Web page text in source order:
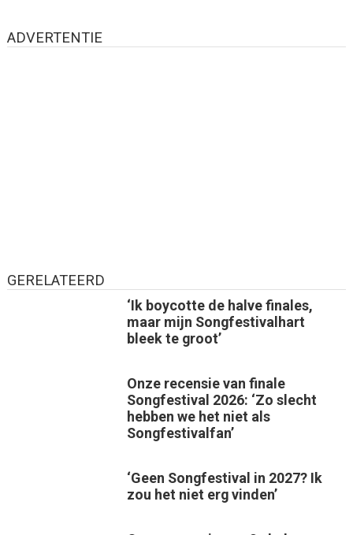
ADVERTENTIE
GERELATEERD
‘Ik boycotte de halve finales,
maar mijn Songfestivalhart
bleek te groot’
Onze recensie van finale
Songfestival 2026: ‘Zo slecht
hebben we het niet als
Songfestivalfan’
‘Geen Songfestival in 2027? Ik
zou het niet erg vinden’